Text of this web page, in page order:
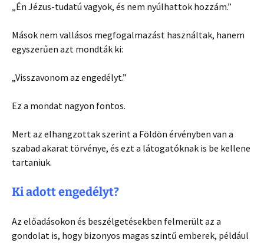
„Én Jézus-tudatú vagyok, és nem nyúlhattok hozzám.”
Mások nem vallásos megfogalmazást használtak, hanem
egyszerűen azt mondták ki:
„Visszavonom az engedélyt.”
Ez a mondat nagyon fontos.
Mert az elhangzottak szerint a Földön érvényben van a
szabad akarat törvénye, és ezt a látogatóknak is be kellene
tartaniuk.
Ki adott engedélyt?
Az előadásokon és beszélgetésekben felmerült az a
gondolat is, hogy bizonyos magas szintű emberek, például